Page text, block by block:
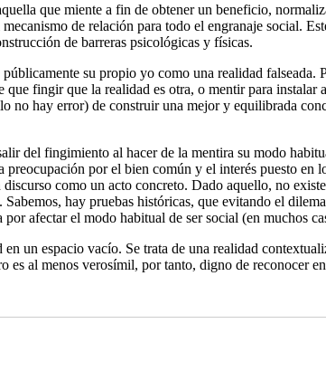
que miente a fin de obtener un beneficio,
de relación para todo el engranaje social.
de barreras psicológicas y físicas.
su propio yo como una realidad
fingir que la realidad es otra, o mentir para
hay error) de construir una mejor y equilibrada
del fingimiento al hacer de la mentira su modo
por el bien común y el interés puesto
como un acto concreto. Dado aquello, no
hay pruebas históricas, que evitando el
afectar el modo habitual de ser social (en muchos
un espacio vacío. Se trata de una realidad
es al menos verosímil, por tanto, digno de reconocer